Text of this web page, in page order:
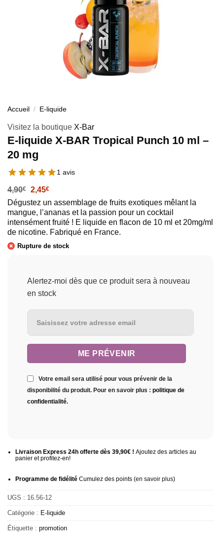
Accueil / E-liquide
Visitez la boutique X-Bar
E-liquide X-BAR Tropical Punch 10 ml –
20 mg
1 avis
4,90€
Le
initial
était :
4,90€.
2,45€Le
actuel
est :
2,45€.
Dégustez un assemblage de fruits exotiques mêlant la
mangue, l’ananas et la passion pour un cocktail
intensément fruité ! E liquide en flacon de 10 ml et 20mg/ml
de nicotine. Fabriqué en France.
Rupture de stock
Alertez-moi dès que ce produit sera à nouveau
en stock
Votre email sera utilisé pour vous prévenir de la
disponibilité du produit. Pour en savoir plus : politique de
confidentialité.
Livraison Express 24h offerte dès 39,90€ ! Ajoutez des articles au
panier et profitez-en!
Programme de fidélitéCumulez des points (en savoir plus)
UGS : 16.56-12
Catégorie : E-liquide
Étiquette : promotion